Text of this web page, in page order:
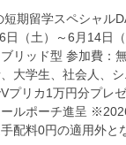
期留学スペシャル
日（土）～6月14日
リッド型 参加費：
大学生、社会人、
プリカ1万円分プレ
ルポーチ進呈
配料0円の適用外と